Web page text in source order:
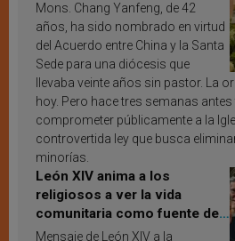
Mons. Chang Yanfeng, de 42
años, ha sido nombrado en virtud
del Acuerdo entre China y la Santa
Sede para una diócesis que
llevaba veinte años sin pastor. La
hoy. Pero hace tres semanas
comprometer públicamente a la
controvertida ley que busca
minorías.
León XIV anima a los
religiosos a ver la vida
comunitaria como fuente de
inspiración y santificación
Mensaje de León XIV a la